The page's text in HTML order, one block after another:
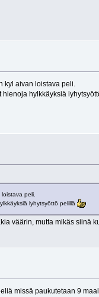
kyl aivan loistava peli.
hylkkäyksiä
peli.
lyhytsyöttö pelillä
väärin, mutta mikäs siinä
missä paukutetaan 9